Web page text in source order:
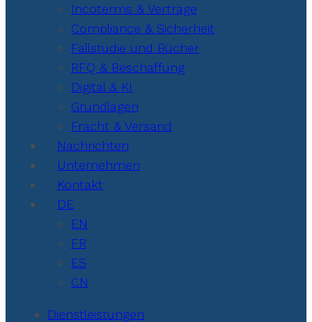
Incoterms & Verträge
Compliance & Sicherheit
Fallstudie und Bücher
RFQ & Beschaffung
Digital & KI
Grundlagen
Fracht & Versand
Nachrichten
Unternehmen
Kontakt
DE
EN
FR
ES
CN
Dienstleistungen